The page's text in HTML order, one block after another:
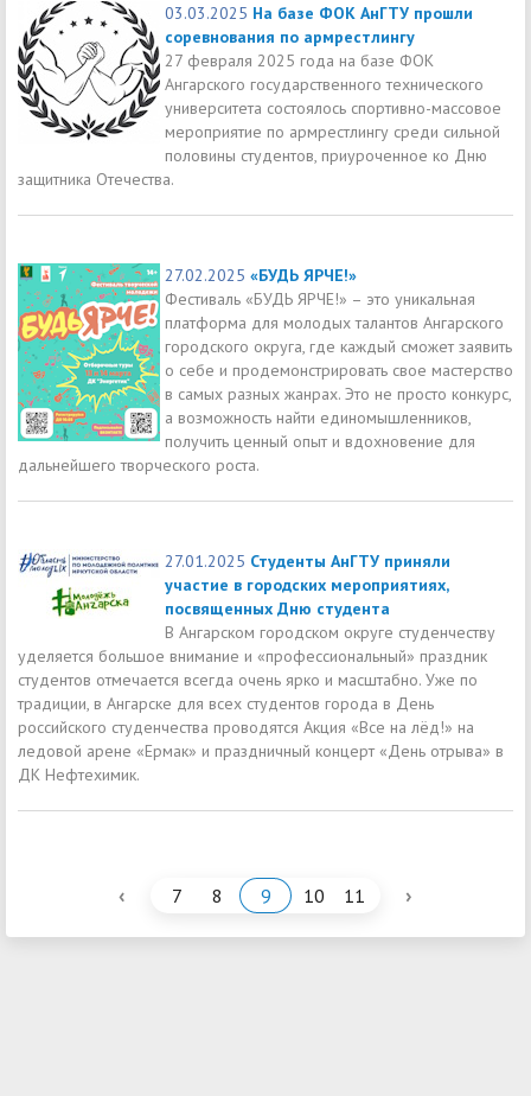
03.03.2025 На базе ФОК АнГТУ прошли
соревнования по армрестлингу
27 февраля 2025 года на базе ФОК
Ангарского государственного технического
университета состоялось спортивно-массовое
мероприятие по армрестлингу среди сильной
половины студентов, приуроченное ко Дню
защитника Отечества.
27.02.2025 «БУДЬ ЯРЧЕ!»
Фестиваль «БУДЬ ЯРЧЕ!» – это уникальная
платформа для молодых талантов Ангарского
городского округа, где каждый сможет заявить
о себе и продемонстрировать свое мастерство
в самых разных жанрах. Это не просто конкурс,
а возможность найти единомышленников,
получить ценный опыт и вдохновение для
дальнейшего творческого роста.
27.01.2025 Студенты АнГТУ приняли
участие в городских мероприятиях,
посвященных Дню студента
В Ангарском городском округе студенчеству
уделяется большое внимание и «профессиональный» праздник
студентов отмечается всегда очень ярко и масштабно. Уже по
традиции, в Ангарске для всех студентов города в День
российского студенчества проводятся Акция «Все на лёд!» на
ледовой арене «Ермак» и праздничный концерт «День отрыва» в
ДК Нефтехимик.
‹ 7 8 9 10 11 ›